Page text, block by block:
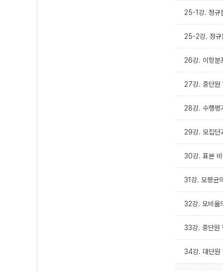
25-1강. 정규
25-2강. 정규
26강. 이항분
27강. 중단원
28강. 수행평
29강. 모집단
30강. 표본
31강. 모평균
32강. 모비율
33강. 중단원
34강. 대단원